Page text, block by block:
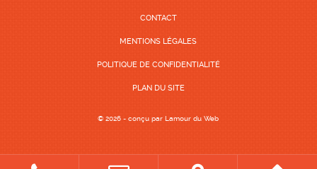
CONTACT
MENTIONS LÉGALES
POLITIQUE DE CONFIDENTIALITÉ
PLAN DU SITE
© 2026 - conçu parLamour du Web